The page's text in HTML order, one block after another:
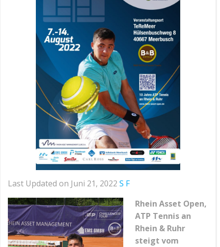
Last Updated on Juni 21, 2022 S F
Rhein Asset Open,
ATP Tennis an
Rhein & Ruhr
steigt vom